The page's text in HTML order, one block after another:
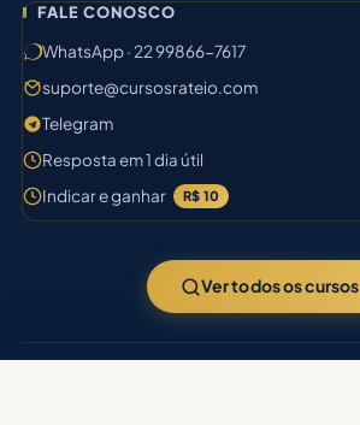
FALE CONOSCO
WhatsApp · 22 99866-7617
suporte@cursosrateio.com
Telegram
Resposta em 1 dia útil
Indicar e ganhar
R$ 10
Ver todos os cursos